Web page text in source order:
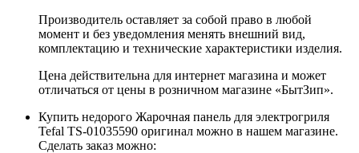
Производитель оставляет за собой право в любой
момент и без уведомления менять внешний вид,
комплектацию и технические характеристики изделия.
Цена действительна для интернет магазина и может
отличаться от цены в розничном магазине «БытЗип».
Купить недорого Жарочная панель для электрогриля
Tefal TS-01035590 оригинал можно в нашем магазине.
Сделать заказ можно: